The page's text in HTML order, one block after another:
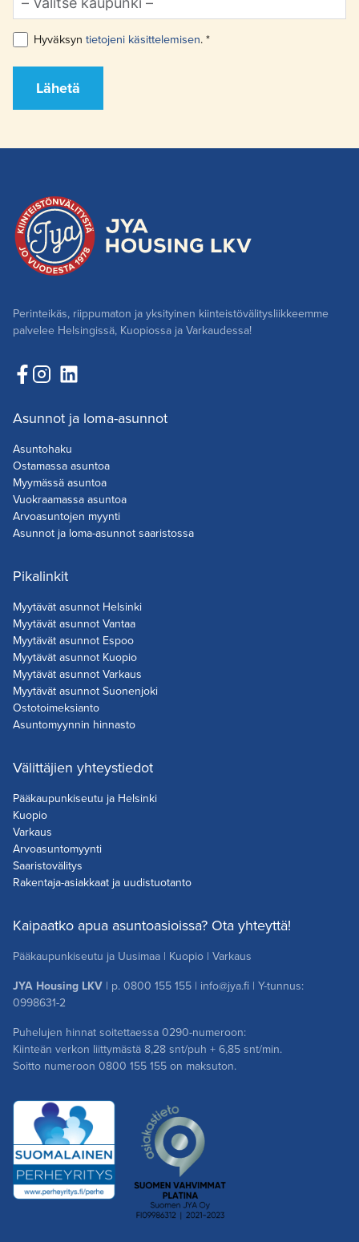
Hyväksyn tietojeni käsittelemisen. *
Lähetä
Perinteikäs, riippumaton ja yksityinen kiinteistövälitysliikkeemme
palvelee Helsingissä, Kuopiossa ja Varkaudessa!
Asunnot ja loma-asunnot
Asuntohaku
Ostamassa asuntoa
Myymässä asuntoa
Vuokraamassa asuntoa
Arvoasuntojen myynti
Asunnot ja loma-asunnot saaristossa
Pikalinkit
Myytävät asunnot Helsinki
Myytävät asunnot Vantaa
Myytävät asunnot Espoo
Myytävät asunnot Kuopio
Myytävät asunnot Varkaus
Myytävät asunnot Suonenjoki
Ostotoimeksianto
Asuntomyynnin hinnasto
Välittäjien yhteystiedot
Pääkaupunkiseutu ja Helsinki
Kuopio
Varkaus
Arvoasuntomyynti
Saaristovälitys
Rakentaja-asiakkaat ja uudistuotanto
Kaipaatko apua asuntoasioissa? Ota yhteyttä!
Pääkaupunkiseutu ja Uusimaa | Kuopio | Varkaus
JYA Housing LKV | p.0800 155 155 | info@jya.fi | Y-tunnus:
0998631-2
Puhelujen hinnat soitettaessa 0290-numeroon:
Kiinteän verkon liittymästä 8,28 snt/puh + 6,85 snt/min.
Soitto numeroon 0800 155 155on maksuton.